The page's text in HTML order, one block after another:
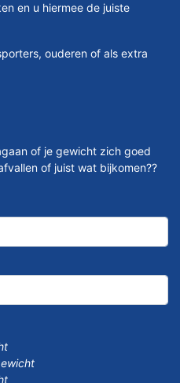
en u hiermee de juiste
ouderen of als extra
of je gewicht zich goed
of juist wat bijkomen??